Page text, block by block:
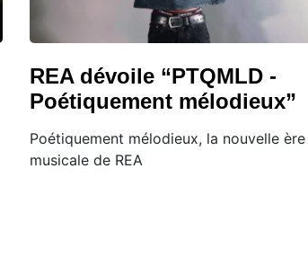
REA dévoile “PTQMLD -
Poétiquement mélodieux”
Poétiquement mélodieux, la nouvelle ère
musicale de REA